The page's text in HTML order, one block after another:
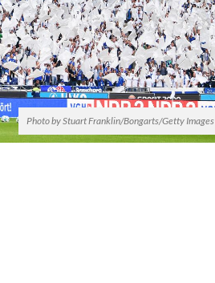
Photo by Stuart Franklin/Bongarts/Getty Images